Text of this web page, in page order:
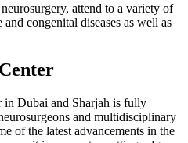
attend to a variety of
congenital diseases as well as
in Dubai and Sharjah is fully
and multidisciplinary
of the latest advancements in the